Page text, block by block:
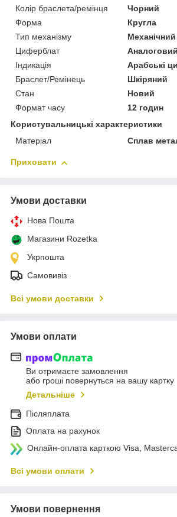
Колір браслета/ремінця
Чорний
Форма
Кругла
Тип механізму
Механічний
Циферблат
Індикація
Арабські
Браслет/Ремінець
Шкіряний
Стан
Новий
Формат часу
12 годин
Користувальницькі характеристики
Матеріал
Сплав
Приховати
Умови доставки
Нова Пошта
Магазини Rozetka
Укрпошта
Самовивіз
Всі умови доставки
Умови оплати
Ви отримаєте замовлення
або гроші повернуться на вашу картку
Детальніше
Післяплата
Оплата на рахунок
Онлайн-оплата карткою Visa,
Всі умови оплати
Умови повернення